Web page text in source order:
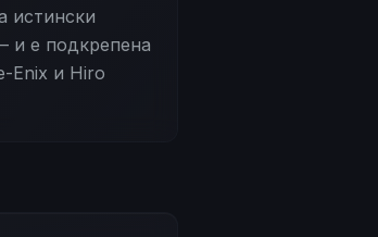
истински
и е подкрепена
Enix и Hiro